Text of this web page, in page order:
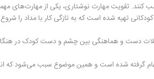
را کسب کنند. تقویت مهارت نوشتاری، یکی از
کار کومن) به طور خاص برای کودکانی تهیه شده است که به تازگی کار
دست و هماهنگی بین چشم و دست کودک در هنگام
گرفته شده است و همین موضوع سبب می‌شود که